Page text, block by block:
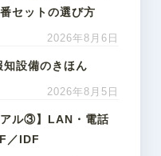
セットの選び方
2026年8月6日
設備のきほん
2026年8月5日
アル③】LAN・電話
／IDF